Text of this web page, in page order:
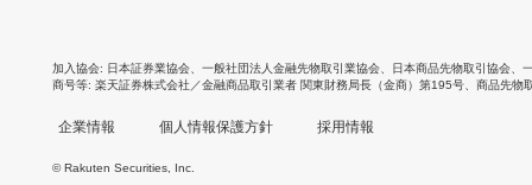
加入協会 日本証券業協会 一般社団法人金融先物取引業協会 日本商品先物取引協会
商号等 楽天証券株式会社／金融商品取引業者 関東財務局長（金商）第195号、商品先物
企業情報 個人情報保護方針 採用情報
© Rakuten Securities, Inc.